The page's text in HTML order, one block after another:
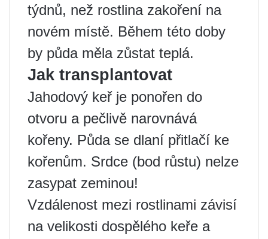
týdnů, než rostlina zakoření na
novém místě. Během této doby
by půda měla zůstat teplá.
Jak transplantovat
Jahodový keř je ponořen do
otvoru a pečlivě narovnává
kořeny. Půda se dlaní přitlačí ke
kořenům. Srdce (bod růstu) nelze
zasypat zeminou!
Vzdálenost mezi rostlinami závisí
na velikosti dospělého keře a